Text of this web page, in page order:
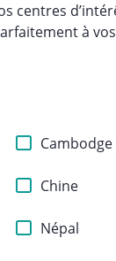
centres
à
Cambodge
Chine
Népal